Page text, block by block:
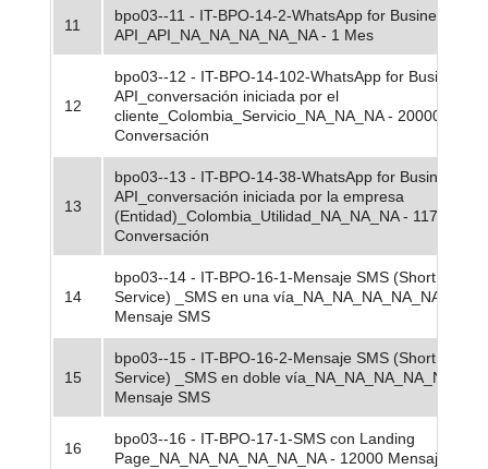
11
bpo03--11 - IT-BPO-14-2-WhatsApp for Business
API_API_NA_NA_NA_NA_NA - 1 Mes
12
bpo03--12 - IT-BPO-14-102-WhatsApp for Business
API_conversación iniciada por el
cliente_Colombia_Servicio_NA_NA_NA - 200000
Conversación
13
bpo03--13 - IT-BPO-14-38-WhatsApp for Business
API_conversación iniciada por la empresa
(Entidad)_Colombia_Utilidad_NA_NA_NA - 117190
Conversación
14
bpo03--14 - IT-BPO-16-1-Mensaje SMS (Short
Service) _SMS en una vía_NA_NA_NA_NA_NA -
Mensaje SMS
15
bpo03--15 - IT-BPO-16-2-Mensaje SMS (Short
Service) _SMS en doble vía_NA_NA_NA_NA_NA -
Mensaje SMS
16
bpo03--16 - IT-BPO-17-1-SMS con Landing
Page_NA_NA_NA_NA_NA_NA - 12000 Mensaje SMS